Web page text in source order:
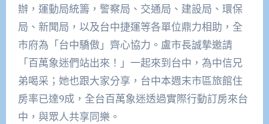
辦，運動局統籌，警察局、交通局、建設局、環保
局、新聞局，以及台中捷運等各單位鼎力相助，全
市府為「台中驕傲」齊心協力。盧市長誠摯邀請
「百萬象迷們站出來！」一起來到台中，為中信兄
弟喝采；她也跟大家分享，台中本週末市區旅館住
房率已達9成，全台百萬象迷透過實際行動訂房來台
中，與眾人共享同樂。